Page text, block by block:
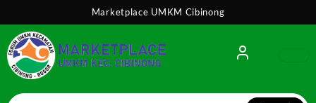
content
Marketplace UMKM Cibinong